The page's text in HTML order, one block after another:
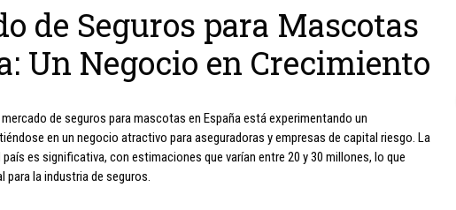
de Seguros para Mascotas
Un Negocio en Crecimiento
de seguros para mascotas en España está experimentando un
en un negocio atractivo para aseguradoras y empresas de capital riesgo. La
es significativa, con estimaciones que varían entre 20 y 30 millones, lo que
para la industria de seguros.